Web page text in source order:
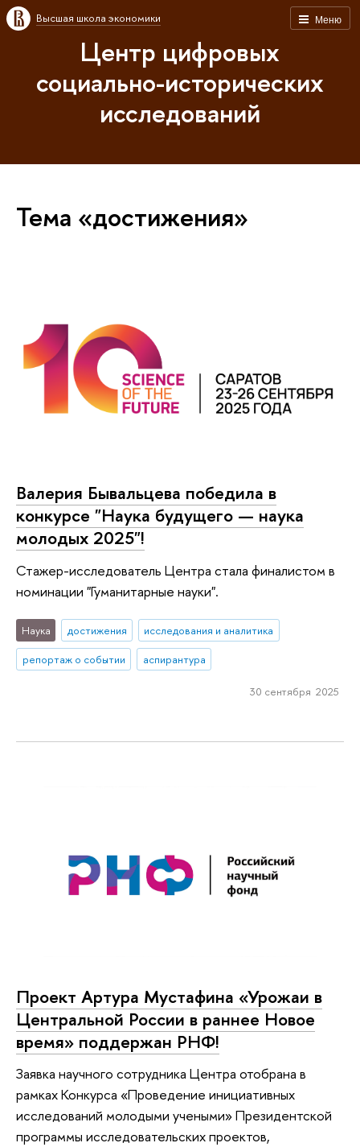
Меню
Высшая школа экономики
Центр цифровых
социально-исторических
исследований
Тема «достижения»
Валерия Бывальцева победила в
конкурсе "Наука будущего — наука
молодых 2025"!
Стажер-исследователь Центра стала финалистом в
номинации "Гуманитарные науки".
Наука достижения
исследования и аналитика
репортаж о событии
аспирантура
30 сентября 2025
Проект Артура Мустафина «Урожаи в
Центральной России в раннее Новое
время» поддержан РНФ!
Заявка научного сотрудника Центра отобрана в
рамках Конкурса «Проведение инициативных
исследований молодыми учеными» Президентской
программы исследовательских проектов,